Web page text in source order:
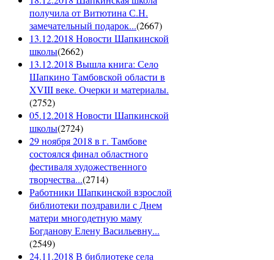
получила от Витютина С.Н.
замечательный подарок...(2667)
13.12.2018 Новости Шапкинской
школы(2662)
13.12.2018 Вышла книга: Село
Шапкино Тамбовской области в
XVIII веке. Очерки и материалы.
(2752)
05.12.2018 Новости Шапкинской
школы(2724)
29 ноября 2018 в г. Тамбове
состоялся финал областного
фестиваля художественного
творчества...(2714)
Работники Шапкинской взрослой
библиотеки поздравили с Днем
матери многодетную маму
Богданову Елену Васильевну...
(2549)
24.11.2018 В библиотеке села